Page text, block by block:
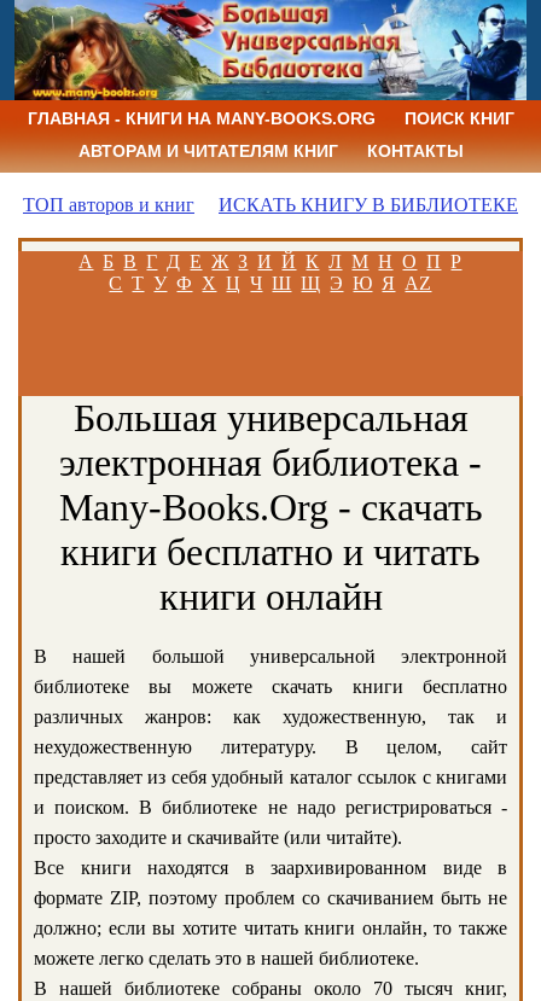
ГЛАВНАЯ - КНИГИ НА MANY-BOOKS.ORG
ПОИСК КНИГ
АВТОРАМ И ЧИТАТЕЛЯМ КНИГ
КОНТАКТЫ
ТОП авторов и книг ИСКАТЬ КНИГУ В БИБЛИОТЕКЕ
А Б В Г Д Е Ж З И Й К Л М Н О П Р
С Т У Ф Х Ц Ч Ш Щ Э Ю Я AZ
Большая универсальная
электронная библиотека -
Many-Books.Org - скачать
книги бесплатно и читать
книги онлайн
В нашей большой универсальной электронной
библиотеке вы можете скачать книги бесплатно
различных жанров: как художественную, так и
нехудожественную литературу. В целом, сайт
представляет из себя удобный каталог ссылок с книгами
и поиском. В библиотеке не надо регистрироваться -
просто заходите и скачивайте (или читайте).
Все книги находятся в заархивированном виде в
формате ZIP, поэтому проблем со скачиванием быть не
должно; если вы хотите читать книги онлайн, то также
можете легко сделать это в нашей библиотеке.
В нашей библиотеке собраны около 70 тысяч книг,